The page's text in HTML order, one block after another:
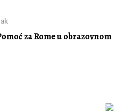
za Rome u obrazovnom